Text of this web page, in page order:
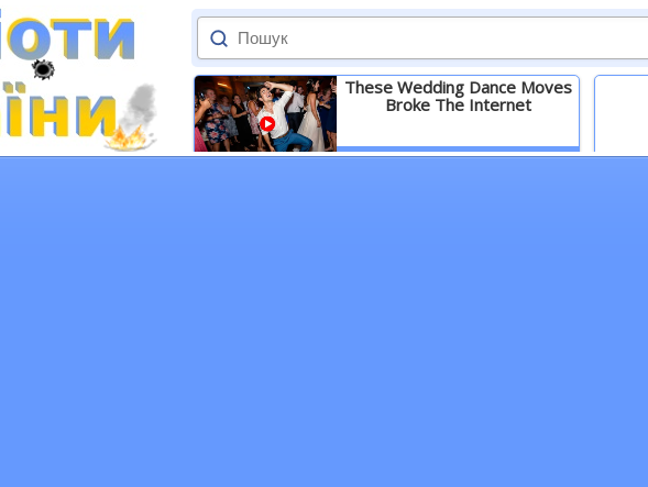
These Wedding Dance Moves
Broke The Internet
Детальніше